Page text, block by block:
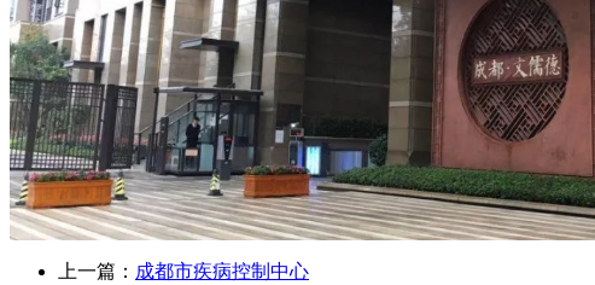
上一篇： ​成都市疾病控制中心